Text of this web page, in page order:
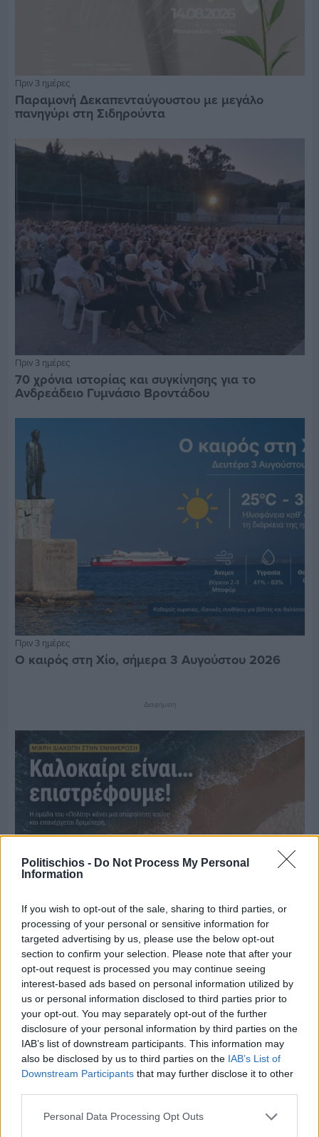
Politischios - Do Not Process My Personal
Information
If you wish to opt-out of the sale, sharing to third parties, or
processing of your personal or sensitive information for
targeted advertising by us, please use the below opt-out
section to confirm your selection. Please note that after your
opt-out request is processed you may continue seeing
interest-based ads based on personal information utilized by
us or personal information disclosed to third parties prior to
your opt-out. You may separately opt-out of the further
disclosure of your personal information by third parties on the
IAB’s list of downstream participants. This information may
also be disclosed by us to third parties on the IAB’s List of
Downstream Participants that may further disclose it to other
Personal Data Processing Opt Outs
Πριν 3 ημέρες
Παραμονή Δεκαπενταύγουστου με μεγάλο
πανηγύρι στη Σιδηρούντα
Πριν 3 ημέρες
70 χρόνια ιστορίας και συγκίνησης για το
Ανδρεάδειο Γυμνάσιο Βροντάδου
Πριν 3 ημέρες
Ο καιρός στη Χίο, σήμερα 3 Αυγούστου 2026
Διαφήμιση
Πριν 6 ημέρες
Μία μικρή αλλά αναγκαία ανάπαυλα για την
ομάδα του «Πολίτη»